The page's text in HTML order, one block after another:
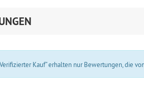
Kauf” erhalten nur Bewertungen, die